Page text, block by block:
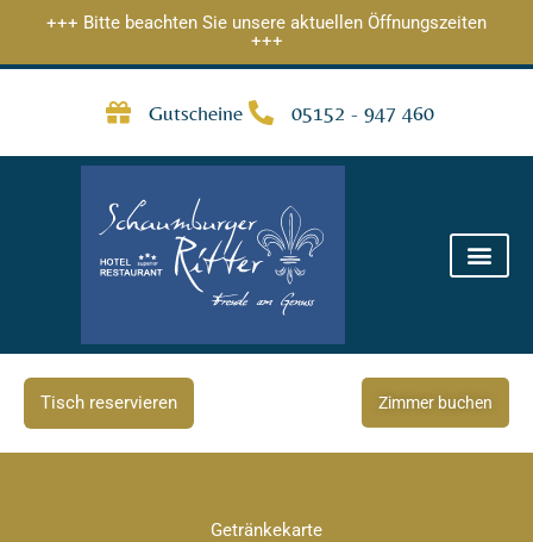
+++ Bitte beachten Sie unsere aktuellen Öffnungszeiten
+++
Gutscheine 05152 - 947 460
Tisch reservieren Zimmer buchen
Getränkekarte